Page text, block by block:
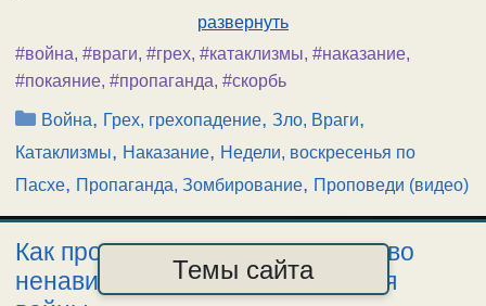
развернуть
#война, #враги, #грех, #катаклизмы, #наказание,
#покаяние, #пропаганда, #скорбь
Рубрики
Война, Грех, грехопадение,Зло, Враги,
Катаклизмы, Наказание, Недели, воскресенья по
Пасхе, Пропаганда, Зомбирование, Проповеди (видео)
Как пропаганда разжигает чувство
ненависти. О покаянии во время
Темы сайта